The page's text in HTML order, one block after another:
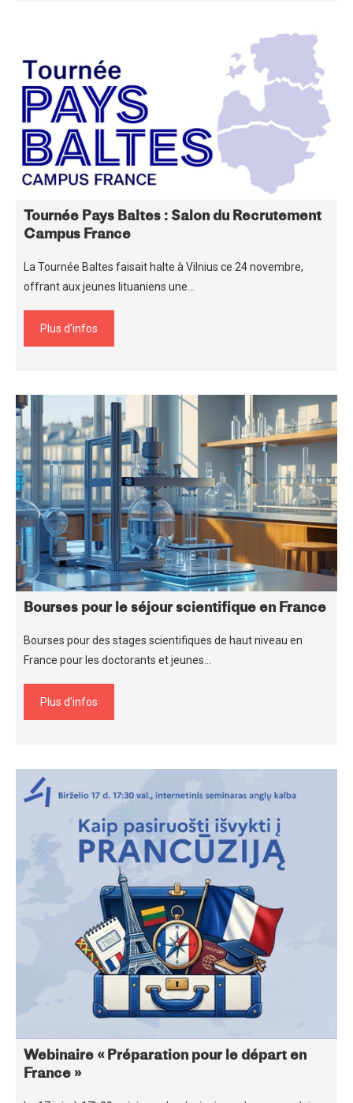
Tournée Pays Baltes : Salon du Recrutement
Campus France
La Tournée Baltes faisait halte à Vilnius ce 24 novembre,
offrant aux jeunes lituaniens une…
Plus d'infos
Bourses pour le séjour scientifique en France
Bourses pour des stages scientifiques de haut niveau en
France pour les doctorants et jeunes…
Plus d'infos
Webinaire « Préparation pour le départ en
France »